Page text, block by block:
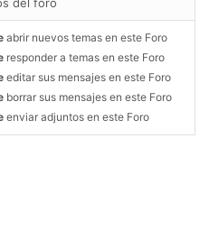
del foro
abrir nuevos temas en este Foro
responder a temas en este Foro
editar sus mensajes en este Foro
borrar sus mensajes en este Foro
enviar adjuntos en este Foro